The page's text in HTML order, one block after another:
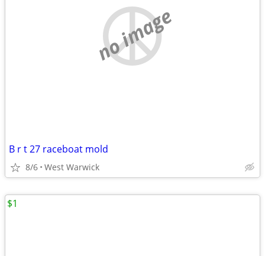
no image
B r t 27 raceboat mold
8/6 West Warwick
$1